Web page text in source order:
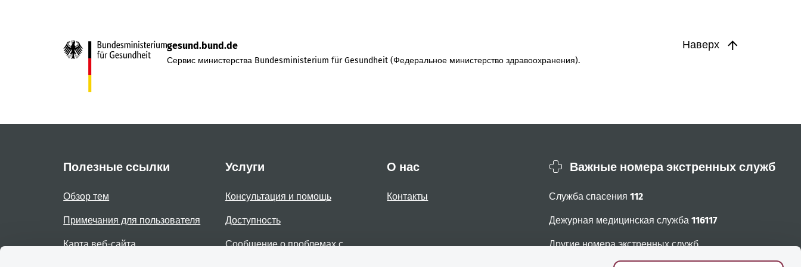
Наверх
gesund.bund.de
Сервис министерства Bundesministerium für Gesundheit (Федеральное министерство здравоохранения).
Полезные ссылки
Обзор тем
Примечания для пользователя
Карта веб-сайта
Услуги
Консультация и помощь
Доступность
Сообщение о проблемах с
О нас
Контакты
Важные номера экстренных служб
Служба спасения 112
Дежурная медицинская служба 116117
Другие номера экстренных служб